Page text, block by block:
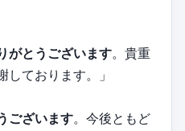
がとうございます。貴重
ております。」
ございます。今後ともど